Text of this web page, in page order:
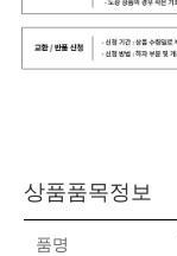
상품품목정보
품명